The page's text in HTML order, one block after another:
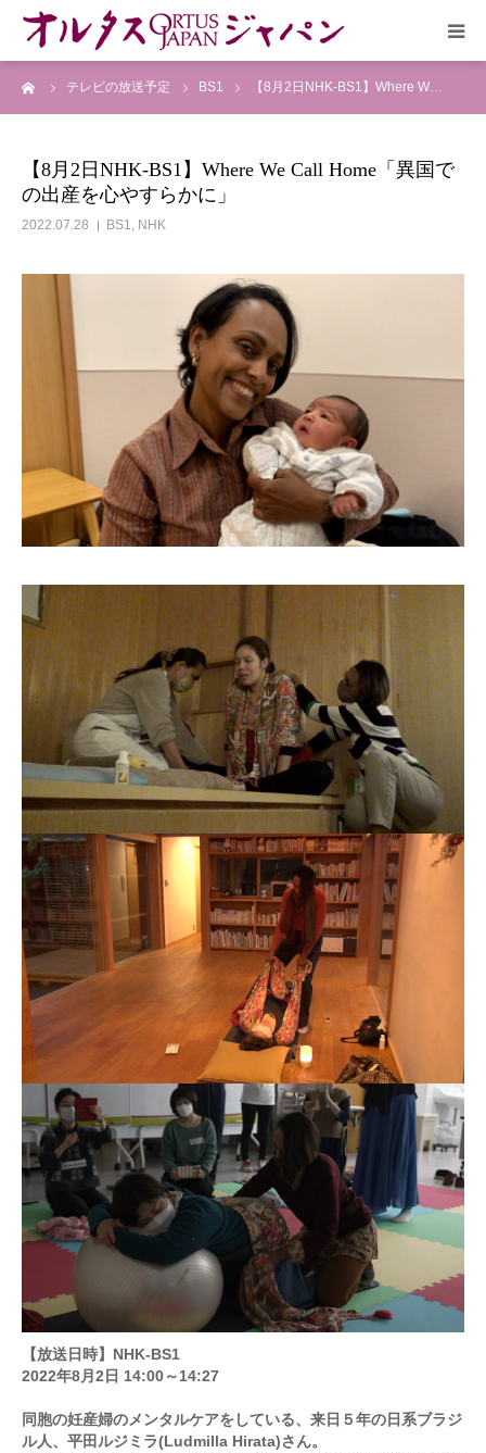
テレビの放送予定 BS1 【8月2日NHK-BS1】Where W…
【8月2日NHK-BS1】Where We Call Home「異国で
の出産を心やすらかに」
2022.07.28 BS1, NHK
【放送日時】NHK-BS1
2022年8月2日 14:00～14:27
同胞の妊産婦のメンタルケアをしている、来日５年の日系ブラジ
ル人、平田ルジミラ(Ludmilla Hirata)さん。
HOME
作品リスト
VOICE
企画実現部
リクルート
会社概要
お問合せ
English